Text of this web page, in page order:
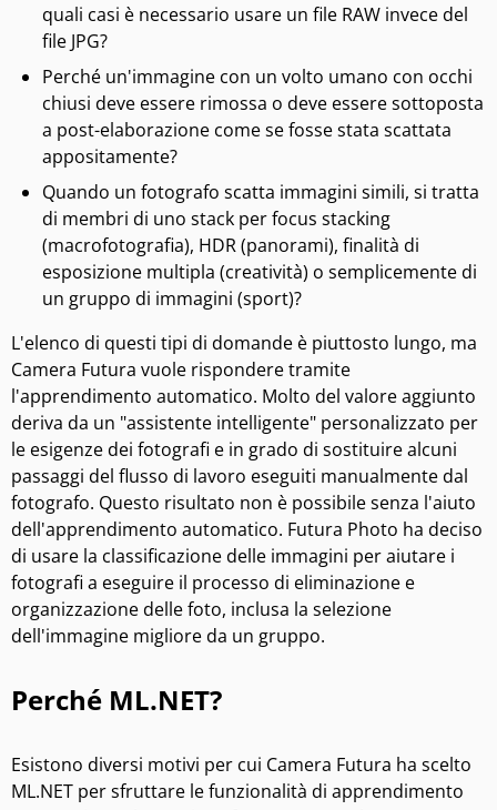
quali casi è necessario usare un file RAW invece del
file JPG?
Perché un'immagine con un volto umano con occhi
chiusi deve essere rimossa o deve essere sottoposta
a post-elaborazione come se fosse stata scattata
appositamente?
Quando un fotografo scatta immagini simili, si tratta
di membri di uno stack per focus stacking
(macrofotografia), HDR (panorami), finalità di
esposizione multipla (creatività) o semplicemente di
un gruppo di immagini (sport)?
L'elenco di questi tipi di domande è piuttosto lungo, ma
Camera Futura vuole rispondere tramite
l'apprendimento automatico. Molto del valore aggiunto
deriva da un "assistente intelligente" personalizzato per
le esigenze dei fotografi e in grado di sostituire alcuni
passaggi del flusso di lavoro eseguiti manualmente dal
fotografo. Questo risultato non è possibile senza l'aiuto
dell'apprendimento automatico. Futura Photo ha deciso
di usare la classificazione delle immagini per aiutare i
fotografi a eseguire il processo di eliminazione e
organizzazione delle foto, inclusa la selezione
dell'immagine migliore da un gruppo.
Perché ML.NET?
Esistono diversi motivi per cui Camera Futura ha scelto
ML.NET per sfruttare le funzionalità di apprendimento